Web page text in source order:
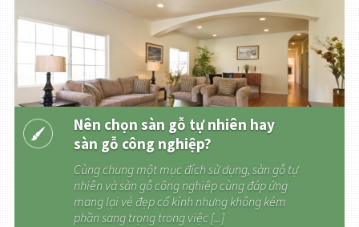
Nên chọn sàn gỗ tự nhiên hay
sàn gỗ công nghiệp?
Cùng chung một mục đích sử dụng, sàn gỗ tự
nhiên và sàn gỗ công nghiệp cùng đáp ứng
mang lại vẻ đẹp cổ kính nhưng không kém
phần sang trọng trong việc [...]